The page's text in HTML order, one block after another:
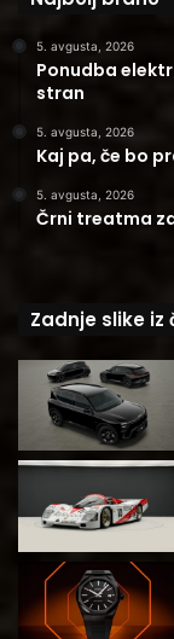
5. avgusta, 2026
Ponudba
stran
5. avgusta, 2026
Kaj pa, če bo
5. avgusta, 2026
Črni treatma
Zadnje slike iz